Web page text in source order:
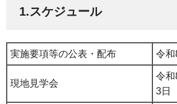
1.スケジュール
実施要項等の公表・配布 令和
現地見学会
令和
3日